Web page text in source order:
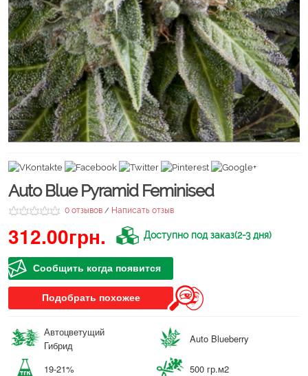
Auto Blue Pyramid Feminised
0 отзывов / Написать отзыв
312.00грн. Доступно под заказ(2-3 дня)
Сообщить когда появится
Подобрать похожее
Автоцветущий
Гибрид
Auto Blueberry
19-21% 500 гр.м2